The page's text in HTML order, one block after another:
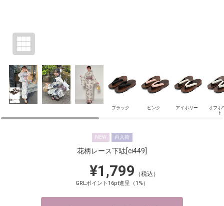
ブラック ピンク アイボリー
オフホ
ト
NEW 再入荷
花柄レース下駄[ci449]
¥1,799 （税込）
GRLポイント16pt進呈（1%）